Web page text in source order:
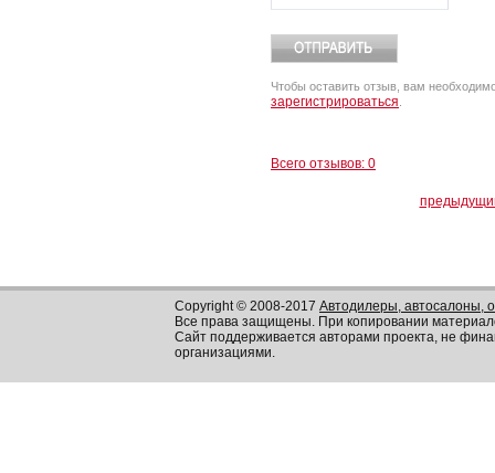
Чтобы оставить отзыв, вам
зарегистрироваться
Всего отзывов: 0
Copyright © 2008-2017 Автодилеры, автосалоны,
Все права защищены. При копировании
Сайт поддерживается авторами проекта, не
организациями.